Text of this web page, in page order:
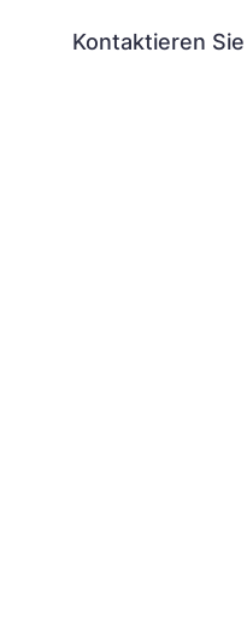
Kontaktieren